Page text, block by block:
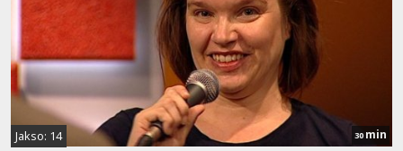
Jakso: 14 30min